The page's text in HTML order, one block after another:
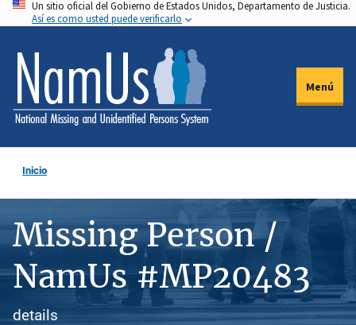
Pasar
al
contenido
principal
Un sitio oficial del Gobierno de Estados Unidos, Departamento de Justicia.
Así es como usted puede verificarlo
Menú
Inicio
Missing Person /
NamUs #MP20483
details